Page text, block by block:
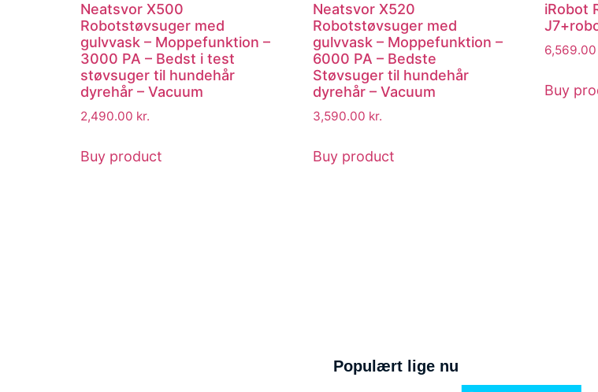
Neatsvor X500
Robotstøvsuger med
gulvvask – Moppefunktion –
3000 PA – Bedst i test
støvsuger til hundehår
dyrehår – Vacuum
2,490.00 kr.
Buy product
Neatsvor X520
Robotstøvsuger med
gulvvask – Moppefunktion –
6000 PA – Bedste
Støvsuger til hundehår
dyrehår – Vacuum
3,590.00 kr.
Buy product
iRobot
6,569.00
Buy
Populært lige nu